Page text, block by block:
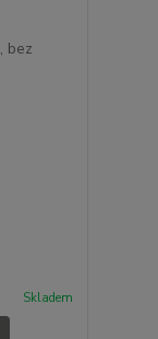
Skladem